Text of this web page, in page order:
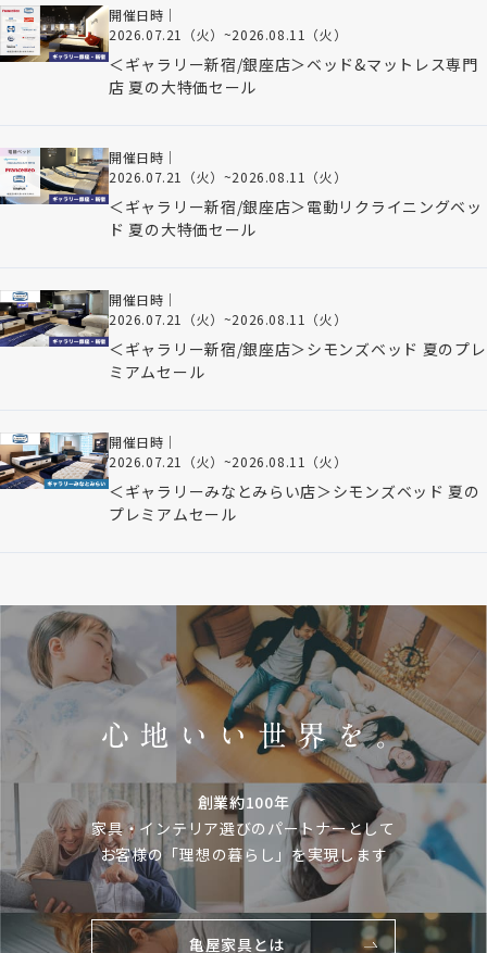
開催日時｜
2026.07.21（火） ~2026.08.11（火）
＜ギャラリー新宿/銀座店＞ベッド&マットレス専門
店 夏の大特価セール
開催日時｜
2026.07.21（火） ~2026.08.11（火）
＜ギャラリー新宿/銀座店＞電動リクライニングベッ
ド 夏の大特価セール
開催日時｜
2026.07.21（火） ~2026.08.11（火）
＜ギャラリー新宿/銀座店＞シモンズベッド 夏のプレ
ミアムセール
開催日時｜
2026.07.21（火） ~2026.08.11（火）
＜ギャラリーみなとみらい店＞シモンズベッド 夏の
プレミアムセール
創業約100年
家具・インテリア選びのパートナーとして
お客様の「理想の暮らし」を実現します
亀屋家具とは